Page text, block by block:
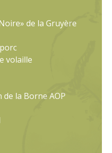
de la Gruyère
volaille
de la Borne AOP